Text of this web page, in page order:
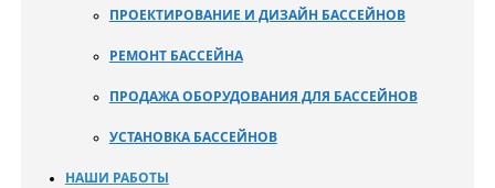
ПРОЕКТИРОВАНИЕ И ДИЗАЙН БАССЕЙНОВ
РЕМОНТ БАССЕЙНА
ПРОДАЖА ОБОРУДОВАНИЯ ДЛЯ БАССЕЙНОВ
УСТАНОВКА БАССЕЙНОВ
НАШИ РАБОТЫ